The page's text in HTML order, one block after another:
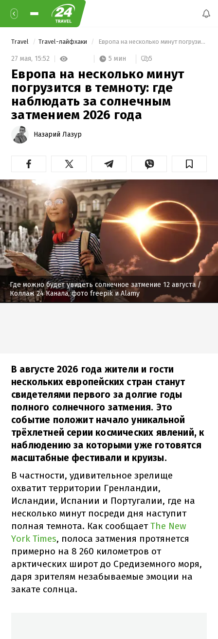
Travel Travel-лайфхаки Европа на несколько минут погрузится в темноту: где наблюдать за солнечным затмением 2026 года
27 мая, 15:52 5 мин 5
Европа на несколько минут
погрузится в темноту: где
наблюдать за солнечным
затмением 2026 года
Назарий Лазур
Где можно будет увидеть солнечное затмение 12 августа/
Коллаж 24 Канала, фото freepik и Alamy
В августе 2026 года жители и гости
нескольких европейских стран станут
свидетелями первого за долгие годы
полного солнечного затмения. Это
событие положит начало уникальной
трёхлетней серии космических явлений, к
наблюдению за которыми уже готовятся
масштабные фестивали и круизы.
В частности, удивительное зрелище
охватит территории Гренландии,
Исландии, Испании и Португалии, где на
несколько минут посреди дня наступит
полная темнота. Как сообщаетThe New
York Times, полоса затмения протянется
примерно на 8 260 километров от
арктических широт до Средиземного моря,
даря зрителям незабываемые эмоции на
закате солнца.